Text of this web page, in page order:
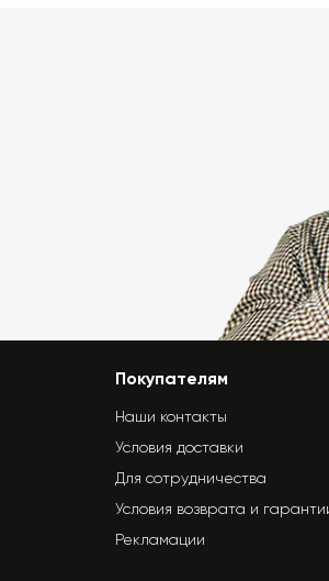
Покупателям
Наши контакты
Условия доставки
Для сотрудничества
Условия возврата и
Рекламации